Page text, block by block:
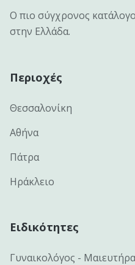
Ο πιο σύγχρονος
στην Ελλάδα.
Περιοχές
Θεσσαλονίκη
Αθήνα
Πάτρα
Ηράκλειο
Ειδικότητες
Γυναικολόγος -